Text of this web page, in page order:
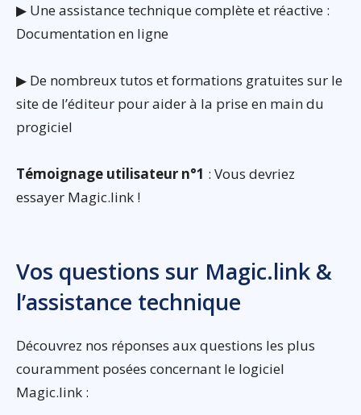
▶ Une assistance technique complète et réactive :
Documentation en ligne
▶ De nombreux tutos et formations gratuites sur le
site de l’éditeur pour aider à la prise en main du
progiciel
Témoignage utilisateur n°1 : Vous devriez
essayer Magic.link !
Vos questions sur Magic.link &
l’assistance technique
Découvrez nos réponses aux questions les plus
couramment posées concernant le logiciel
Magic.link :